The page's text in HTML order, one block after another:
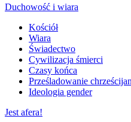
Duchowość i wiara
Kościół
Wiara
Świadectwo
Cywilizacja śmierci
Czasy końca
Prześladowanie chrześcijan
Ideologia gender
Jest afera!